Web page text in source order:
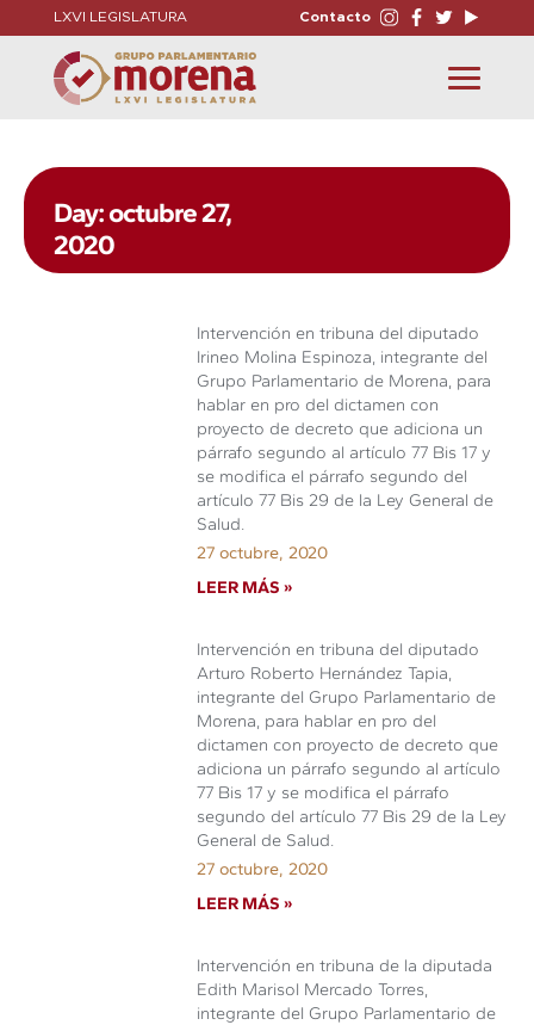
LXVI LEGISLATURA Contacto
Toggle
navigation
Day: octubre 27,
2020
Intervención en tribuna del diputado
Irineo Molina Espinoza, integrante del
Grupo Parlamentario de Morena, para
hablar en pro del dictamen con
proyecto de decreto que adiciona un
párrafo segundo al artículo 77 Bis 17 y
se modifica el párrafo segundo del
artículo 77 Bis 29 de la Ley General de
Salud.
27 octubre, 2020
LEER MÁS »
Intervención en tribuna del diputado
Arturo Roberto Hernández Tapia,
integrante del Grupo Parlamentario de
Morena, para hablar en pro del
dictamen con proyecto de decreto que
adiciona un párrafo segundo al artículo
77 Bis 17 y se modifica el párrafo
segundo del artículo 77 Bis 29 de la Ley
General de Salud.
27 octubre, 2020
LEER MÁS »
Intervención en tribuna de la diputada
Edith Marisol Mercado Torres,
integrante del Grupo Parlamentario de